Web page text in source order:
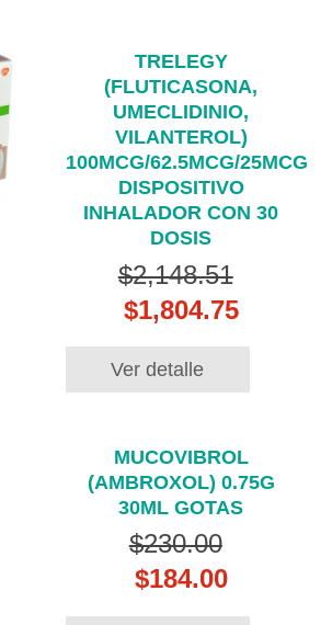
TRELEGY
(FLUTICASONA,
UMECLIDINIO,
VILANTEROL)
100MCG/62.5MCG/25MCG
DISPOSITIVO
INHALADOR CON 30
DOSIS
$2,148.51
$1,804.75
Ver detalle
MUCOVIBROL
(AMBROXOL) 0.75G
30ML GOTAS
$230.00
$184.00